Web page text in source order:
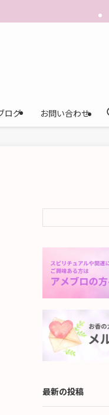
ログ お問い合わせ
最新の投稿